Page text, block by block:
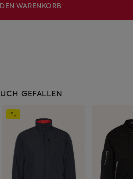
WARENKORB
GEFALLEN